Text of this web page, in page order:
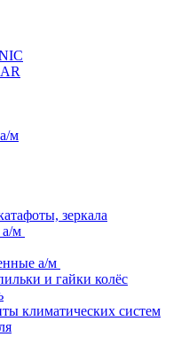
м
зеркала
а/м
а/м
и гайки колёс
климатических систем